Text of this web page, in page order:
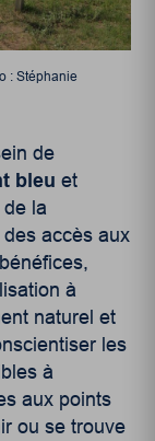
: Stéphanie
de
bleu et
la
accès aux
à
naturel et
les
à
aux points
ou se trouve